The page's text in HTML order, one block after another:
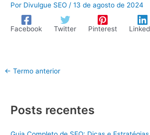
Por Divulgue SEO /13 de agosto de 2024
Facebook Twitter Pinterest
← Termo anterior
Posts recentes